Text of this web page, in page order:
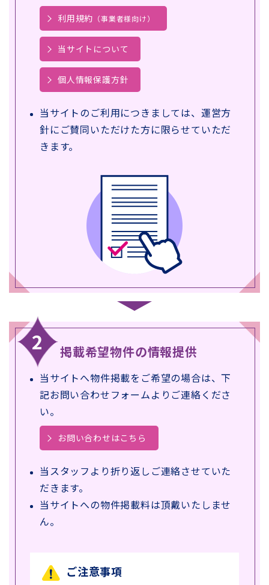
利用規約 （事業者様向け）
当サイトについて
個人情報保護方針
当サイトのご利用につきましては、運営方
針にご賛同いただけた方に限らせていただ
きます。
掲載希望物件の情報提供
当サイトへ物件掲載をご希望の場合は、下
記お問い合わせフォームよりご連絡くださ
い。
お問い合わせはこちら
当スタッフより折り返しご連絡させていた
だきます。
当サイトへの物件掲載料は頂戴いたしませ
ん。
ご注意事項